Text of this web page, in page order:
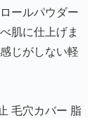
ールパウダー
肌に仕上げま
じがしない軽
毛穴カバー 脂